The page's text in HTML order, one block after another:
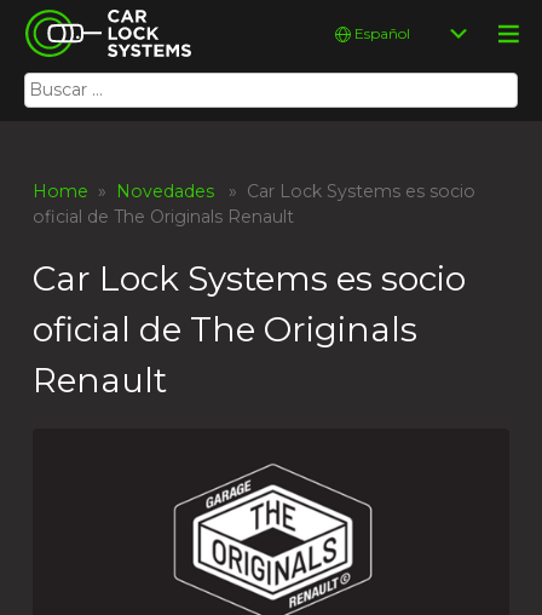
Skip
content
Car Lock Systems
Car Lock Systems
Buscar:
Elegir
idioma
Home » Novedades » Car Lock Systems es socio
oficial de The Originals Renault
Car Lock Systems es socio
oficial de The Originals
Renault